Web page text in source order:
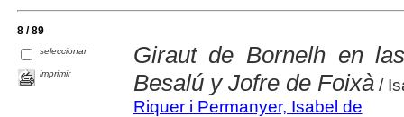
8 / 89
seleccionar
imprimir
Giraut de Bornelh en
Besalú y Jofre de Foixà/
Riquer i Permanyer, Isabel de